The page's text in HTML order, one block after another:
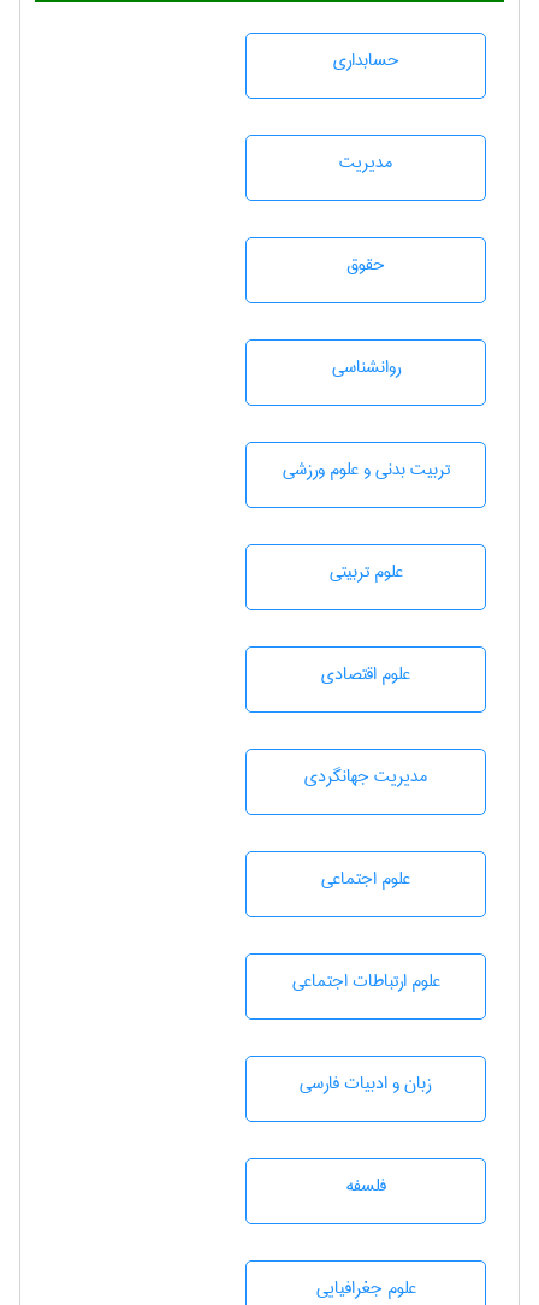
حسابداری
مديريت
حقوق
روانشناسی
تربيت بدنی و علوم ورزشی
علوم تربيتی
علوم اقتصادی
مديريت جهانگردی
علوم اجتماعی
علوم ارتباطات اجتماعی
زبان و ادبيات فارسی
فلسفه
علوم جغرافيايی